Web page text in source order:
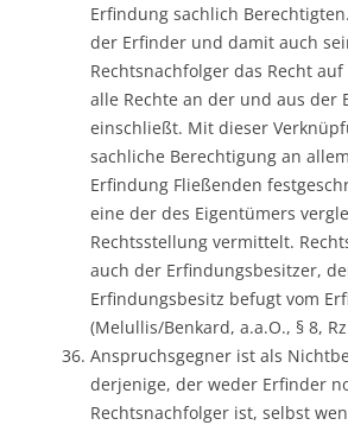
Erfindung sachlich
der Erfinder und damit auch
Rechtsnachfolger das Recht
alle Rechte an der und aus der
einschließt. Mit dieser
sachliche Berechtigung an
Erfindung Fließenden
eine der des Eigentümers
Rechtsstellung vermittelt.
auch der Erfindungsbesitzer,
Erfindungsbesitz befugt vom
(Melullis/Benkard, a.a.O., § 8,
Anspruchsgegner ist als
derjenige, der weder Erfinder
Rechtsnachfolger ist, selbst